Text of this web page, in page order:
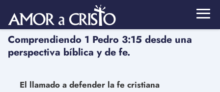
Comprendiendo 1 Pedro 3:15 desde una
perspectiva bíblica y de fe.
El llamado a defender la fe cristiana